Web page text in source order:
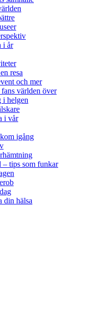
i år
resa
och mer
världen över
i helgen
i vår
igång
tips som funkar
din hälsa